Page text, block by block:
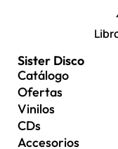
Sister Disco
Catálogo
Ofertas
Vinilos
CDs
Accesorios